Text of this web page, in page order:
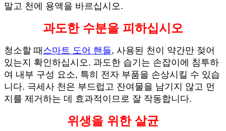
말고 천에 용액을 바르십시오.
과도한 수분을 피하십시오
청소할 때 스마트 도어 핸들, 사용된 천이 약간만 젖어
있는지 확인하십시오. 과도한 습기는 손잡이에 침투하
여 내부 구성 요소, 특히 전자 부품을 손상시킬 수 있습
니다. 극세사 천은 부드럽고 잔여물을 남기지 않고 먼
지를 제거하는 데 효과적이므로 잘 작동합니다.
위생을 위한 살균